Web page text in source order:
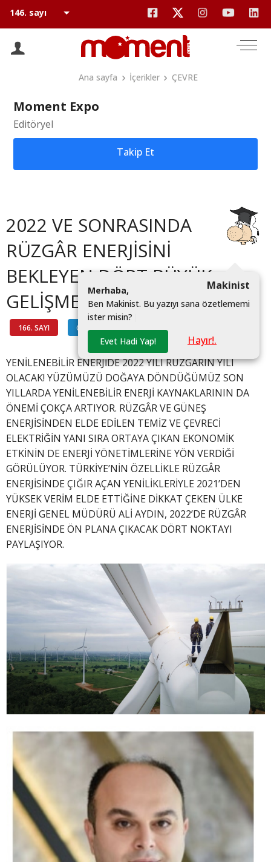
Ana sayfa İçerikler ÇEVRE
Moment Expo
Editöryel
Takip Et
2022 VE SONRASINDA
RÜZGÂR ENERJİSİNİ
BEKLEYEN DÖRT BÜYÜK
GELİŞME!
166. SAYI ÇEVRE #
Makinist
Merhaba,
Ben Makinist. Bu yazıyı sana özetlememi
ister misin?
Evet Hadi Yap!
Hayır!.
YENİLENEBİLİR ENERJİDE 2022 YILI RÜZGÂRIN YILI
OLACAK! YÜZÜMÜZÜ DOĞAYA DÖNDÜĞÜMÜZ SON
YILLARDA YENİLENEBİLİR ENERJİ KAYNAKLARININ DA
ÖNEMİ ÇOKÇA ARTIYOR. RÜZGÂR VE GÜNEŞ
ENERJİSİNDEN ELDE EDİLEN TEMİZ VE ÇEVRECİ
ELEKTRİĞİN YANI SIRA ORTAYA ÇIKAN EKONOMİK
ETKİNİN DE ENERJİ YÖNETİMLERİNE YÖN VERDİĞİ
GÖRÜLÜYOR. TÜRKİYE’NİN ÖZELLİKLE RÜZGÂR
ENERJİSİNDE ÇIĞIR AÇAN YENİLİKLERİYLE 2021’DEN
YÜKSEK VERİM ELDE ETTİĞİNE DİKKAT ÇEKEN ÜLKE
ENERJİ GENEL MÜDÜRÜ ALİ AYDIN, 2022’DE RÜZGÂR
ENERJİSİNDE ÖN PLANA ÇIKACAK DÖRT NOKTAYI
PAYLAŞIYOR.